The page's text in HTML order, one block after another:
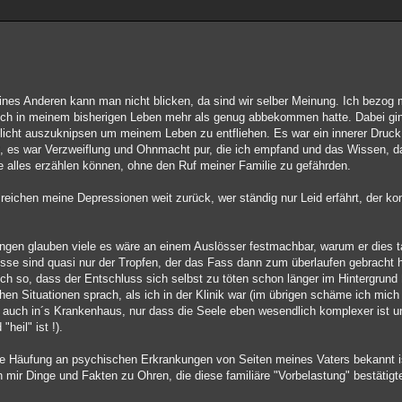
Anderen kann man nicht blicken, da sind wir selber Meinung. Ich bezog
in meinem bisherigen Leben mehr als genug abbekommen hatte. Dabei
auszuknipsen um meinem Leben zu entfliehen. Es war ein innerer
war Verzweiflung und Ohnmacht pur, die ich empfand und das Wissen,
erzählen können, ohne den Ruf meiner Familie zu gefährden.
meine Depressionen weit zurück, wer ständig nur Leid erfährt, der
glauben viele es wäre an einem Auslösser festmachbar, warum er dies
sind quasi nur der Tropfen, der das Fass dann zum überlaufen gebracht
so, dass der Entschluss sich selbst zu töten schon länger im Hintergrund
Situationen sprach, als ich in der Klinik war (im übrigen schäme ich mich
in´s Krankenhaus, nur dass die Seele eben wesendlich komplexer ist
"heil" ist !).
Häufung an psychischen Erkrankungen von Seiten meines Vaters bekannt
Dinge und Fakten zu Ohren, die diese familiäre "Vorbelastung"